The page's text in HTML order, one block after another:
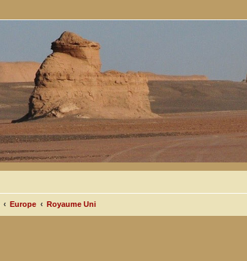
Europe Royaume Uni